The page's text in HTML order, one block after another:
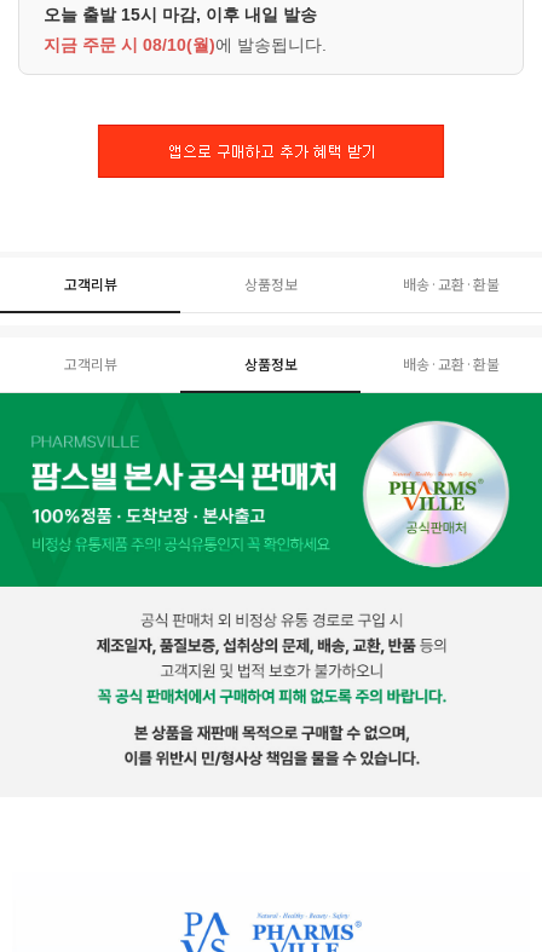
오늘 출발 15시 마감, 이후 내일 발송
지금 주문 시 08/10(월)에 발송됩니다.
고객리뷰 상품정보 배송·교환·환불
고객리뷰 상품정보 배송·교환·환불